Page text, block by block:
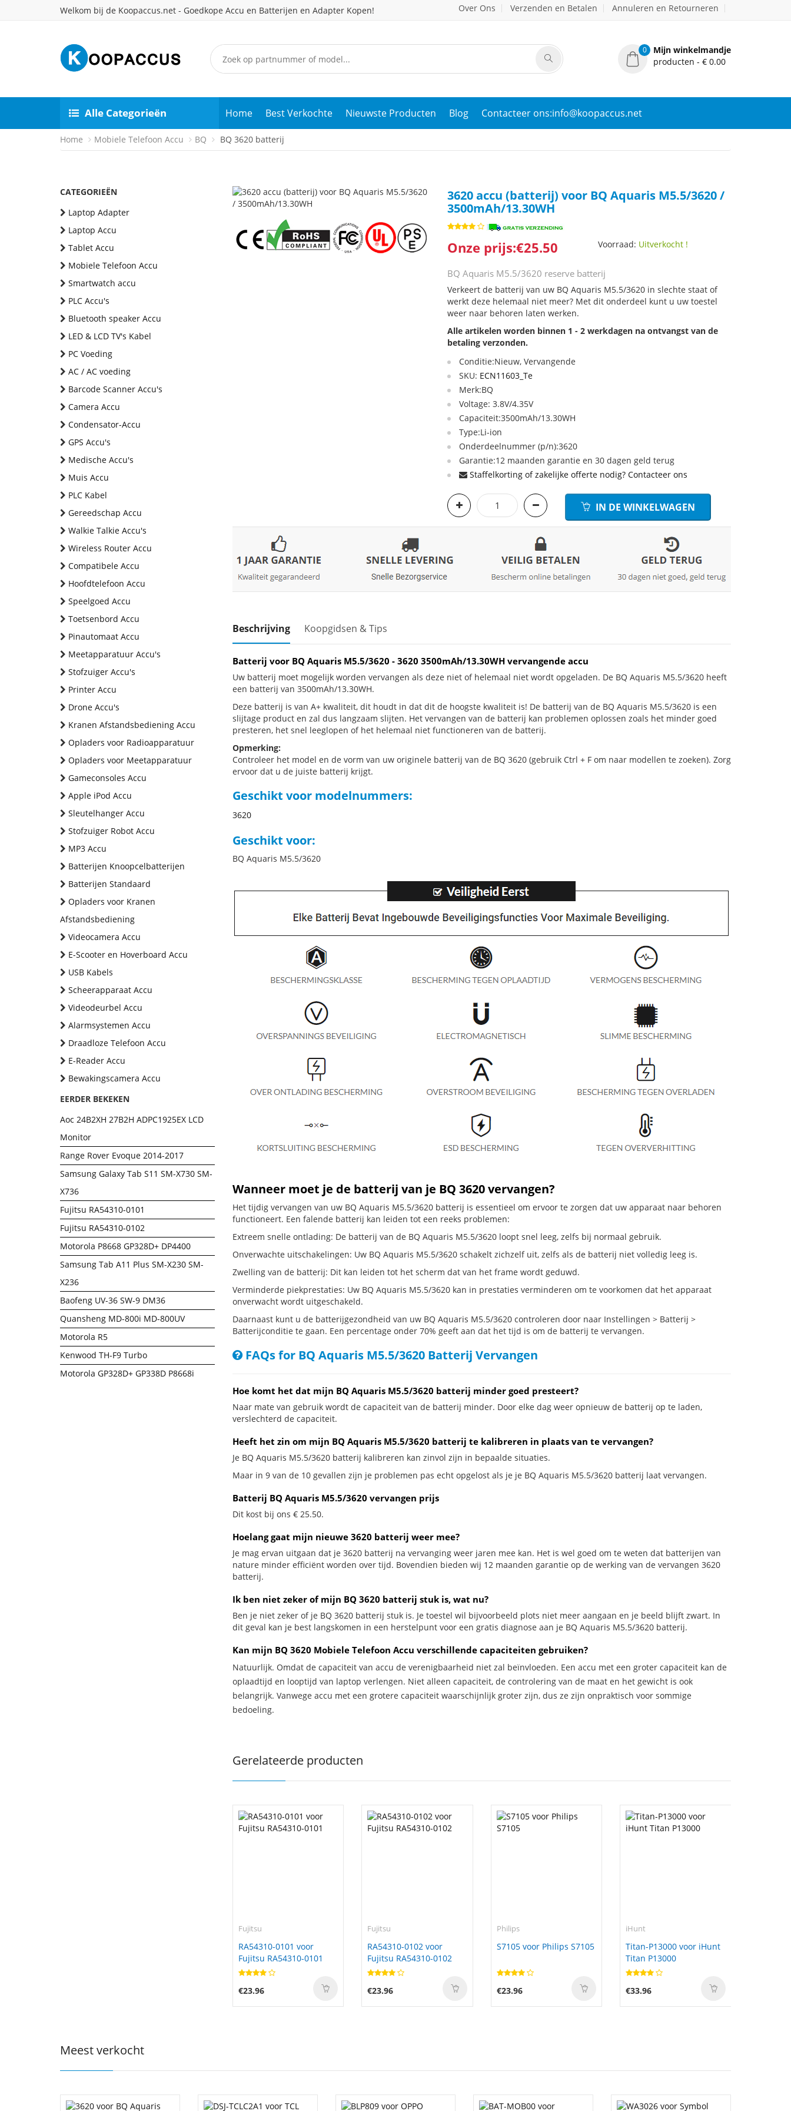
Welkom bij de Koopaccus.net - Goedkope Accu en Batterijen en Adapter Kopen! Over Ons Verzenden en Betalen Annuleren en Retourneren
0
Mijn winkelmandje
producten - € 0.00
Alle Categorieën Home Best Verkochte Nieuwste Producten Blog Contacteer ons:info@koopaccus.net
Home Mobiele Telefoon Accu BQ BQ 3620 batterij
CATEGORIEËN
Laptop Adapter
Laptop Accu
Tablet Accu
Mobiele Telefoon Accu
Smartwatch accu
PLC Accu's
Bluetooth speaker Accu
LED & LCD TV's Kabel
PC Voeding
AC / AC voeding
Barcode Scanner Accu's
Camera Accu
Condensator-Accu
GPS Accu's
Medische Accu's
Muis Accu
PLC Kabel
Gereedschap Accu
Walkie Talkie Accu's
Wireless Router Accu
Compatibele Accu
Hoofdtelefoon Accu
Speelgoed Accu
Toetsenbord Accu
Pinautomaat Accu
Meetapparatuur Accu's
Stofzuiger Accu's
Printer Accu
Drone Accu's
Kranen Afstandsbediening Accu
Opladers voor Radioapparatuur
Opladers voor Meetapparatuur
Gameconsoles Accu
Apple iPod Accu
Sleutelhanger Accu
Stofzuiger Robot Accu
MP3 Accu
Batterijen Knoopcelbatterijen
Batterijen Standaard
Opladers voor Kranen
Afstandsbediening
Videocamera Accu
E-Scooter en Hoverboard Accu
USB Kabels
Scheerapparaat Accu
Videodeurbel Accu
Alarmsystemen Accu
Draadloze Telefoon Accu
E-Reader Accu
Bewakingscamera Accu
EERDER BEKEKEN
Aoc 24B2XH 27B2H ADPC1925EX LCD
Monitor
Range Rover Evoque 2014-2017
Samsung Galaxy Tab S11 SM-X730 SM-
X736
Fujitsu RA54310-0101
Fujitsu RA54310-0102
Motorola P8668 GP328D+ DP4400
Samsung Tab A11 Plus SM-X230 SM-
X236
Baofeng UV-36 SW-9 DM36
Quansheng MD-800i MD-800UV
Motorola R5
Kenwood TH-F9 Turbo
Motorola GP328D+ GP338D P8668i
3620 accu (batterij) voor BQ Aquaris M5.5/3620 /
3500mAh/13.30WH
Onze prijs:€25.50 Voorraad: Uitverkocht !
BQ Aquaris M5.5/3620 reserve batterij
Verkeert de batterij van uw BQ Aquaris M5.5/3620 in slechte staat of
werkt deze helemaal niet meer? Met dit onderdeel kunt u uw toestel
weer naar behoren laten werken.
Alle artikelen worden binnen 1 - 2 werkdagen na ontvangst van de
betaling verzonden.
Conditie:Nieuw, Vervangende
SKU: ECN11603_Te
Merk:BQ
Voltage: 3.8V/4.35V
Capaciteit:3500mAh/13.30WH
Type:Li-ion
Onderdeelnummer (p/n):3620
Garantie:12 maanden garantie en 30 dagen geld terug
Staffelkorting of zakelijke offerte nodig? Contacteer ons
IN DE WINKELWAGEN
Beschrijving Koopgidsen & Tips
Batterij voor BQ Aquaris M5.5/3620 - 3620 3500mAh/13.30WH vervangende accu
Uw batterij moet mogelijk worden vervangen als deze niet of helemaal niet wordt opgeladen. De BQ Aquaris M5.5/3620 heeft
een batterij van 3500mAh/13.30WH.
Deze batterij is van A+ kwaliteit, dit houdt in dat dit de hoogste kwaliteit is! De batterij van de BQ Aquaris M5.5/3620 is een
slijtage product en zal dus langzaam slijten. Het vervangen van de batterij kan problemen oplossen zoals het minder goed
presteren, het snel leeglopen of het helemaal niet functioneren van de batterij.
Opmerking:
Controleer het model en de vorm van uw originele batterij van de BQ 3620 (gebruik Ctrl + F om naar modellen te zoeken). Zorg
ervoor dat u de juiste batterij krijgt.
Geschikt voor modelnummers:
3620
Geschikt voor:
BQ Aquaris M5.5/3620
Wanneer moet je de batterij van je BQ 3620 vervangen?
Het tijdig vervangen van uw BQ Aquaris M5.5/3620 batterij is essentieel om ervoor te zorgen dat uw apparaat naar behoren
functioneert. Een falende batterij kan leiden tot een reeks problemen:
Extreem snelle ontlading: De batterij van de BQ Aquaris M5.5/3620 loopt snel leeg, zelfs bij normaal gebruik.
Onverwachte uitschakelingen: Uw BQ Aquaris M5.5/3620 schakelt zichzelf uit, zelfs als de batterij niet volledig leeg is.
Zwelling van de batterij: Dit kan leiden tot het scherm dat van het frame wordt geduwd.
Verminderde piekprestaties: Uw BQ Aquaris M5.5/3620 kan in prestaties verminderen om te voorkomen dat het apparaat
onverwacht wordt uitgeschakeld.
Daarnaast kunt u de batterijgezondheid van uw BQ Aquaris M5.5/3620 controleren door naar Instellingen > Batterij >
Batterijconditie te gaan. Een percentage onder 70% geeft aan dat het tijd is om de batterij te vervangen.
FAQs for BQ Aquaris M5.5/3620 Batterij Vervangen
Hoe komt het dat mijn BQ Aquaris M5.5/3620 batterij minder goed presteert?
Naar mate van gebruik wordt de capaciteit van de batterij minder. Door elke dag weer opnieuw de batterij op te laden,
verslechterd de capaciteit.
Heeft het zin om mijn BQ Aquaris M5.5/3620 batterij te kalibreren in plaats van te vervangen?
Je BQ Aquaris M5.5/3620 batterij kalibreren kan zinvol zijn in bepaalde situaties.
Maar in 9 van de 10 gevallen zijn je problemen pas echt opgelost als je je BQ Aquaris M5.5/3620 batterij laat vervangen.
Batterij BQ Aquaris M5.5/3620 vervangen prijs
Dit kost bij ons € 25.50.
Hoelang gaat mijn nieuwe 3620 batterij weer mee?
Je mag ervan uitgaan dat je 3620 batterij na vervanging weer jaren mee kan. Het is wel goed om te weten dat batterijen van
nature minder efficiënt worden over tijd. Bovendien bieden wij 12 maanden garantie op de werking van de vervangen 3620
batterij.
Ik ben niet zeker of mijn BQ 3620 batterij stuk is, wat nu?
Ben je niet zeker of je BQ 3620 batterij stuk is. Je toestel wil bijvoorbeeld plots niet meer aangaan en je beeld blijft zwart. In
dit geval kan je best langskomen in een herstelpunt voor een gratis diagnose aan je BQ Aquaris M5.5/3620 batterij.
Kan mijn BQ 3620 Mobiele Telefoon Accu verschillende capaciteiten gebruiken?
Natuurlijk. Omdat de capaciteit van accu de verenigbaarheid niet zal beïnvloeden. Een accu met een groter capaciteit kan de
oplaadtijd en looptijd van laptop verlengen. Niet alleen capaciteit, de controlering van de maat en het gewicht is ook
belangrijk. Vanwege accu met een grotere capaciteit waarschijnlijk groter zijn, dus ze zijn onpraktisch voor sommige
bedoeling.
Gerelateerde producten
Fujitsu
RA54310-0101 voor
Fujitsu RA54310-0101
€23.96
Fujitsu
RA54310-0102 voor
Fujitsu RA54310-0102
€23.96
Philips
S7105 voor Philips S7105
€23.96
iHunt
Titan-P13000 voor iHunt
Titan P13000
€33.96
Meest verkocht